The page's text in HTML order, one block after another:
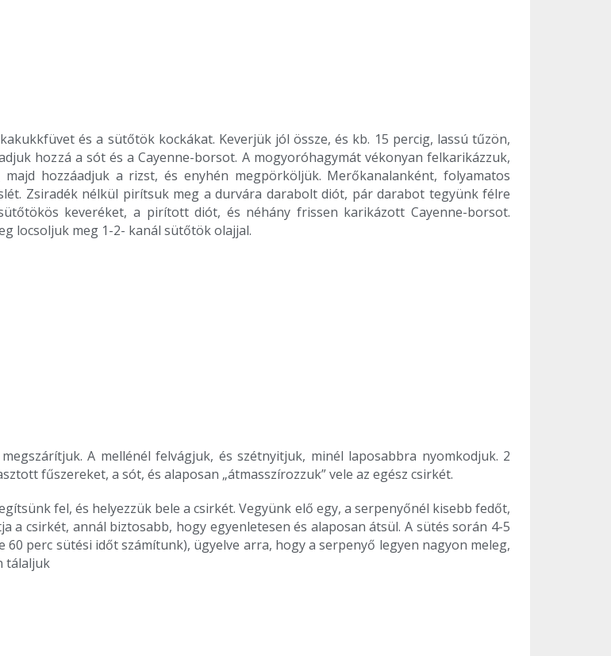
és a sütőtök kockákat. Keverjük jól össze, és kb. 15 percig, lassú tűzön,
hozzá a sót és a Cayenne-borsot. A mogyoróhagymát vékonyan felkarikázzuk,
hozzáadjuk a rizst, és enyhén megpörköljük. Merőkanalanként, folyamatos
Zsiradék nélkül pirítsuk meg a durvára darabolt diót, pár darabot tegyünk félre
keveréket, a pirított diót, és néhány frissen karikázott Cayenne-borsot.
locsoljuk meg 1-2- kanál sütőtök olajjal.
A mellénél felvágjuk, és szétnyitjuk, minél laposabbra nyomkodjuk. 2
fűszereket, a sót, és alaposan „átmasszírozzuk” vele az egész csirkét.
fel, és helyezzük bele a csirkét. Vegyünk elő egy, a serpenyőnél kisebb fedőt,
a csirkét, annál biztosabb, hogy egyenletesen és alaposan átsül. A sütés során 4-5
perc sütési időt számítunk), ügyelve arra, hogy a serpenyő legyen nagyon meleg,
tálaljuk